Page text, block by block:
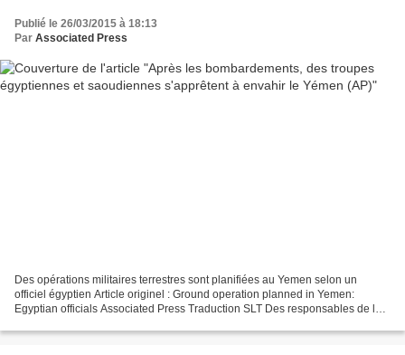
Publié le 26/03/2015 à 18:13
Par Associated Press
Des opérations militaires terrestres sont planifiées au Yemen selon un
officiel égyptien Article originel : Ground operation planned in Yemen:
Egyptian officials Associated Press Traduction SLT Des responsables de la